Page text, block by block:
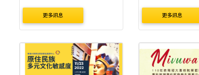
序前15組進入競賽,預計110
/12/20於網站及Facebook最
更多訊息
學院小操場
更多訊息